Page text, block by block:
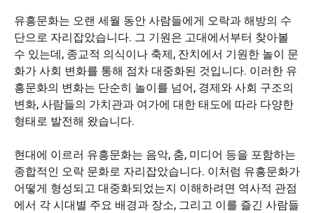
유흥문화는 오랜 세월 동안 사람들에게 오락과 해방의 수
단으로 자리잡았습니다. 그 기원은 고대에서부터 찾아볼
수 있는데, 종교적 의식이나 축제, 잔치에서 기원한 놀이 문
화가 사회 변화를 통해 점차 대중화된 것입니다. 이러한 유
흥문화의 변화는 단순히 놀이를 넘어, 경제와 사회 구조의
변화, 사람들의 가치관과 여가에 대한 태도에 따라 다양한
형태로 발전해 왔습니다.
현대에 이르러 유흥문화는 음악, 춤, 미디어 등을 포함하는
종합적인 오락 문화로 자리잡았습니다. 이처럼 유흥문화가
어떻게 형성되고 대중화되었는지 이해하려면 역사적 관점
에서 각 시대별 주요 배경과 장소, 그리고 이를 즐긴 사람들